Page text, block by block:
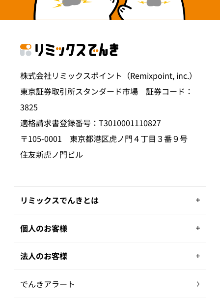
株式会社リミックスポイント（Remixpoint, inc.）
東京証券取引所スタンダード市場 証券コード：
3825
適格請求書登録番号：T3010001110827
〒105-0001 東京都港区虎ノ門４丁目３番９号
住友新虎ノ門ビル
リミックスでんきとは
個人のお客様
法人のお客様
でんきアラート